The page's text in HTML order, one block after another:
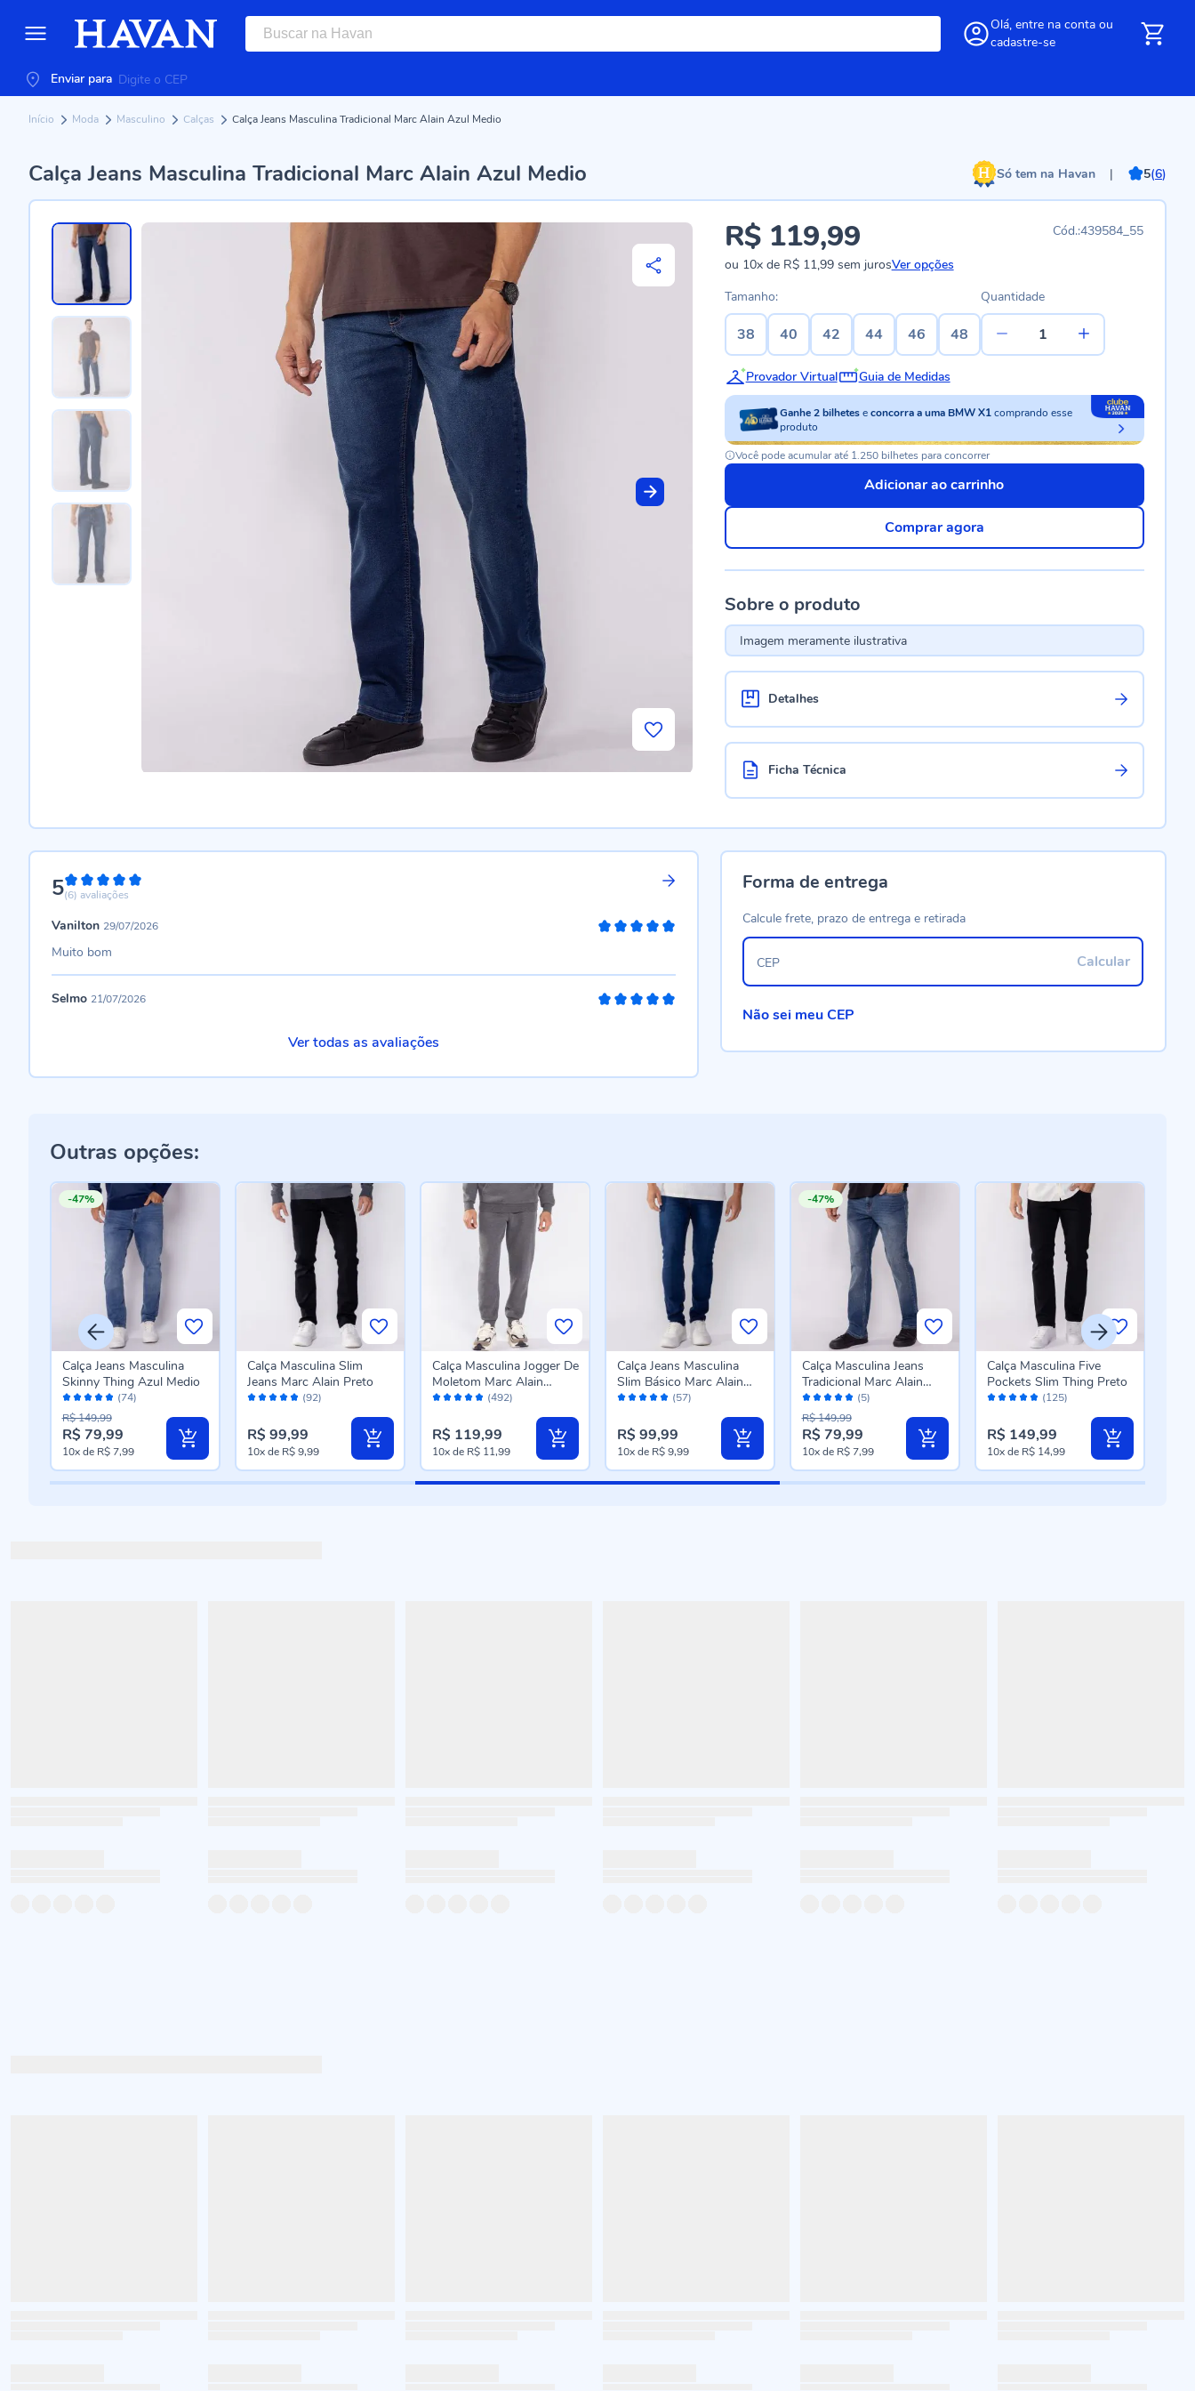
Olá, entre na conta ou
cadastre-se
Enviar para
Início Moda Masculino Calças Calça Jeans Masculina Tradicional Marc Alain Azul Medio
Calça Jeans Masculina Tradicional Marc Alain Azul Medio Só tem na Havan | 5(6)
439584_55
R$ 119,99
ou 10xde R$ 11,99sem jurosVer opções
Tamanho:
38 40 42 44 46 48
Quantidade
Provador Virtual Guia de Medidas
Ganhe2 bilhetes econcorra a uma BMW X1comprando esse
produto
Você pode acumular até 1.250 bilhetes para concorrer
Adicionar ao carrinho
Comprar agora
Sobre o produto
Imagem meramente ilustrativa
Detalhes
Ficha Técnica
5100%
(6) avaliações
Vanilton 29/07/2026
Muito bom
Selmo 21/07/2026
Ver todas as avaliações
Forma de entrega
Calcule frete, prazo de entrega e retirada
Calcular
CEP
Não sei meu CEP
Outras opções:
-47%
Avaliação:
96%
(74)
Calça Jeans Masculina
Skinny Thing Azul Medio
R$ 79,99
R$ 149,99
10xde R$ 7,99
Avaliação: (92)
Calça Masculina Slim
Jeans Marc Alain Preto
R$ 99,99
10xde R$ 9,99
Avaliação: (492)
Calça Masculina Jogger De
Moletom Marc Alain
Mescla Escuro
R$ 119,99
10xde R$ 11,99
Avaliação: (57)
Calça Jeans Masculina
Slim Básico Marc Alain
Azul Escuro
R$ 99,99
10xde R$ 9,99
-47%
Avaliação:
100%
(5)
Calça Masculina Jeans
Tradicional Marc Alain
Azul Escuro
R$ 79,99
R$ 149,99
10xde R$ 7,99
Avaliação: (125)
Calça Masculina Five
Pockets Slim Thing Preto
R$ 149,99
10xde R$ 14,99